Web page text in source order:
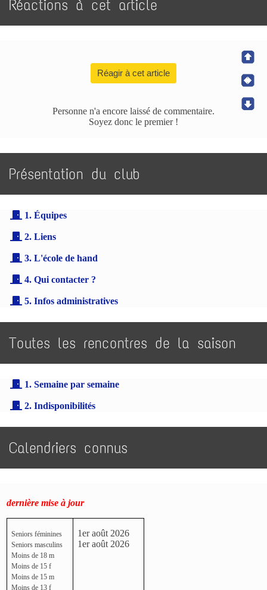
Réactions à cet article
Réagir à cet article
Personne n'a encore laissé de commentaire.
Soyez donc le premier !
Présentation du club
1. Équipes
2. Liens
3. L'école de hand
4. Qui contacter ?
5. Infos administratives
Toutes les rencontres de la saison
1. Semaine par semaine
2. Indisponibilités
Calendriers connus
dernière mise à jour
Seniors féminines
Seniors masculins
Moins de 18 m
Moins de 15 f
Moins de 15 m
Moins de 13 f
1er août 2026
1er août 2026